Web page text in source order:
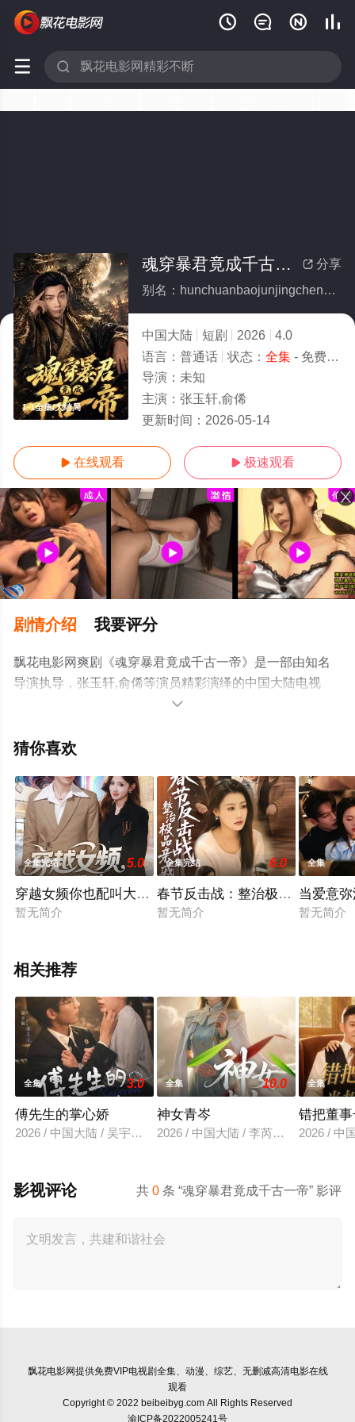
   
 
1-1全集/大结局
 分享
魂穿暴君竟成千古一帝(全集)
别名：hunchuanbaojunjingchengqianguyidi
中国大陆 短剧 2026
4.0
语言： 普通话 状态： 全集- 免费在线观看
导演： 未知
主演： 张玉轩,俞俙
更新时间： 2026-05-14
 在线观看  极速观看
剧情介绍 我要评分
飘花电影网爽剧《魂穿暴君竟成千古一帝》是一部由知名
导演执导，张玉轩,俞俙等演员精彩演绎的中国大陆电视
剧，大结局剧情已揭晓（1-1全集），手机免费观看高清未
步至豆瓣电视剧、电视猫或剧情网等平台了解。

猜你喜欢
全集完结 5.0
穿越女频你也配叫大女主
暂无简介
全集完结 6.0
春节反击战：整治极品亲戚
暂无简介
全集
当爱意
暂无简介
相关推荐
全集 3.0
傅先生的掌心娇
2026 / 中国大陆 / 吴宇航＆郑千亦
全集 10.0
神女青岑
2026 / 中国大陆 / 李芮峤＆张媛媛
全集
错把董
2026 / 中
共0 条 “魂穿暴君竟成千古一帝” 影评
影视评论
飘花电影网提供免费VIP电视剧全集、动漫、综艺、无删减高清电影在线
观看
Copyright © 2022 beibeibyg.com All Rights Reserved
渝ICP备2022005241号